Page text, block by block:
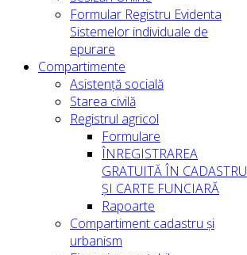
Formular Registru Evidenta
Sistemelor individuale de
epurare
Compartimente
Asistență socială
Starea civilă
Registrul agricol
Formulare
ÎNREGISTRAREA
GRATUITĂ ÎN CADASTRU
ȘI CARTE FUNCIARĂ
Rapoarte
Compartiment cadastru și
urbanism